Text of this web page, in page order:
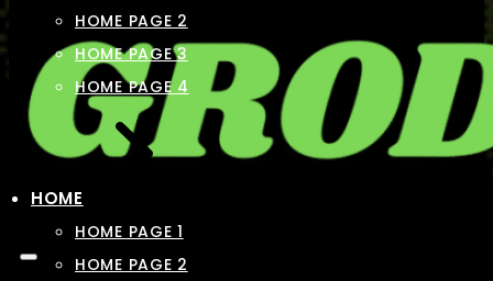
HOME PAGE 2
HOME PAGE 3
HOME PAGE 4
HOME
HOME PAGE 1
HOME PAGE 2